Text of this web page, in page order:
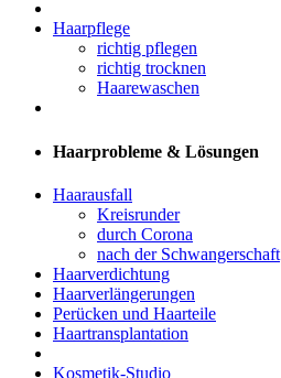
Haarpflege
richtig pflegen
richtig trocknen
Haarewaschen
Haarprobleme & Lösungen
Haarausfall
Kreisrunder
durch Corona
nach der Schwangerschaft
Haarverdichtung
Haarverlängerungen
Perücken und Haarteile
Haartransplantation
Kosmetik-Studio